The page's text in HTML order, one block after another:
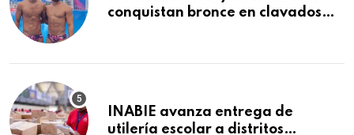
conquistan bronce en clavados
INABIE avanza entrega de
utilería escolar a distritos